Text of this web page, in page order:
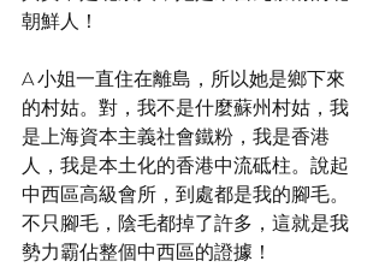
朝鮮人！
A 小姐一直住在離島，所以她是鄉下來
的村姑。對，我不是什麼蘇州村姑，我
是上海資本主義社會鐵粉，我是香港
人，我是本土化的香港中流砥柱。說起
中西區高級會所，到處都是我的腳毛。
不只腳毛，陰毛都掉了許多，這就是我
勢力霸佔整個中西區的證據！